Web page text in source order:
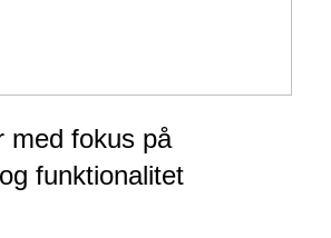
med fokus på
funktionalitet